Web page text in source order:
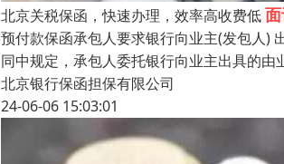
北京关税保函，快速办理，效率高收费低
预付款保函承包人要求银行向业主(发包人)
同中规定，承包人委托银行向业主出具的
北京银行保函担保有限公司
24-06-06 15:03:01